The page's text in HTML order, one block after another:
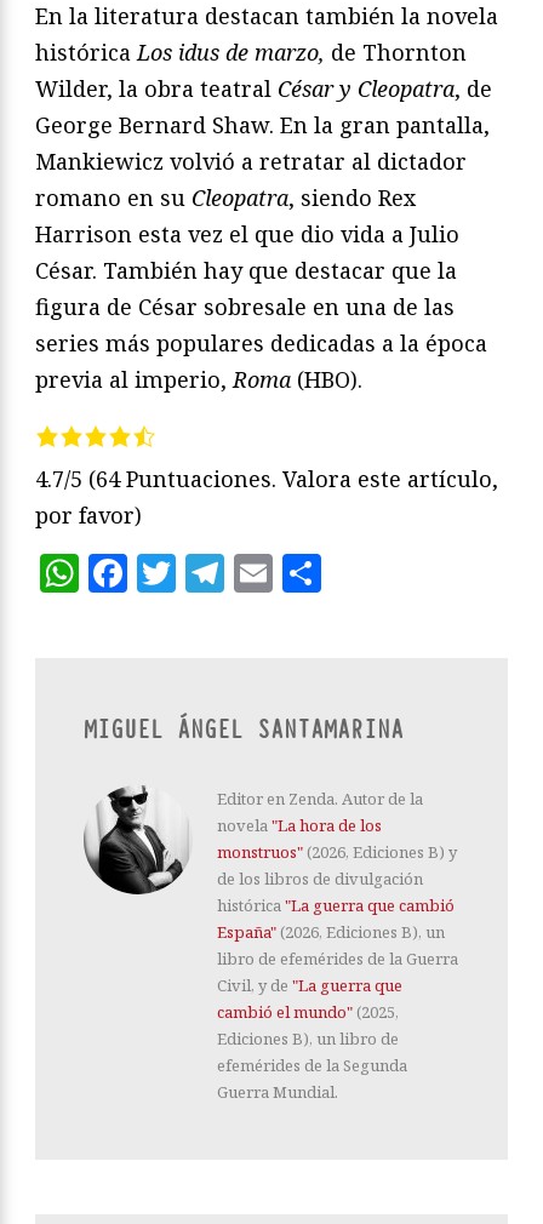
En la literatura destacan también la novela
históricaLos idus de marzo, de Thornton
Wilder, la obra teatral César y Cleopatra, de
George Bernard Shaw. En la gran pantalla,
Mankiewicz volvió a retratar al dictador
romano en su Cleopatra, siendo Rex
Harrison esta vez el que dio vida a Julio
César. También hay que destacar que la
figura de César sobresale en una de las
series más populares dedicadas a la época
previa al imperio,Roma (HBO).
4.7/5 (64 Puntuaciones. Valora este artículo,
por favor)
WhatsApp
Facebook
Twitter
Telegram
Email
MIGUEL ÁNGEL SANTAMARINA
Editor en Zenda. Autor de la
novela"La hora de los
monstruos" (2026, Ediciones B) y
de los libros de divulgación
histórica"La guerra que cambió
España" (2026, Ediciones B), un
libro de efemérides de la Guerra
Civil, y de "La guerra que
cambió el mundo" (2025,
Ediciones B), un libro de
efemérides de la Segunda
Guerra Mundial.